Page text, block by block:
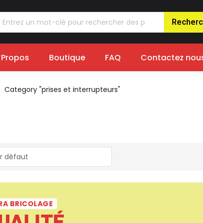
Propos Boutique FAQ Contactez
Category "prises et interrupteurs"
BRICOLAGE